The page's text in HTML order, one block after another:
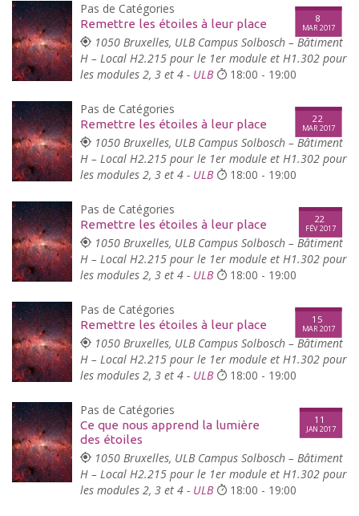
Pas de Catégories
Remettre les étoiles à leur place 8
MAR 2017
1050 Bruxelles, ULB Campus Solbosch – Bâtiment
H – Local H2.215 pour le 1er module et H1.302 pour
les modules 2, 3 et 4 - ULB 18:00 - 19:00
Pas de Catégories
Remettre les étoiles à leur place 22
MAR 2017
1050 Bruxelles, ULB Campus Solbosch – Bâtiment
H – Local H2.215 pour le 1er module et H1.302 pour
les modules 2, 3 et 4 - ULB 18:00 - 19:00
Pas de Catégories
Remettre les étoiles à leur place 22
FÉV 2017
1050 Bruxelles, ULB Campus Solbosch – Bâtiment
H – Local H2.215 pour le 1er module et H1.302 pour
les modules 2, 3 et 4 - ULB 18:00 - 19:00
Pas de Catégories
Remettre les étoiles à leur place 15
MAR 2017
1050 Bruxelles, ULB Campus Solbosch – Bâtiment
H – Local H2.215 pour le 1er module et H1.302 pour
les modules 2, 3 et 4 - ULB 18:00 - 19:00
Pas de Catégories
Ce que nous apprend la lumière
des étoiles
11
JAN 2017
1050 Bruxelles, ULB Campus Solbosch – Bâtiment
H – Local H2.215 pour le 1er module et H1.302 pour
les modules 2, 3 et 4 - ULB 18:00 - 19:00